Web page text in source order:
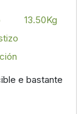
13.50Kg
e bastante